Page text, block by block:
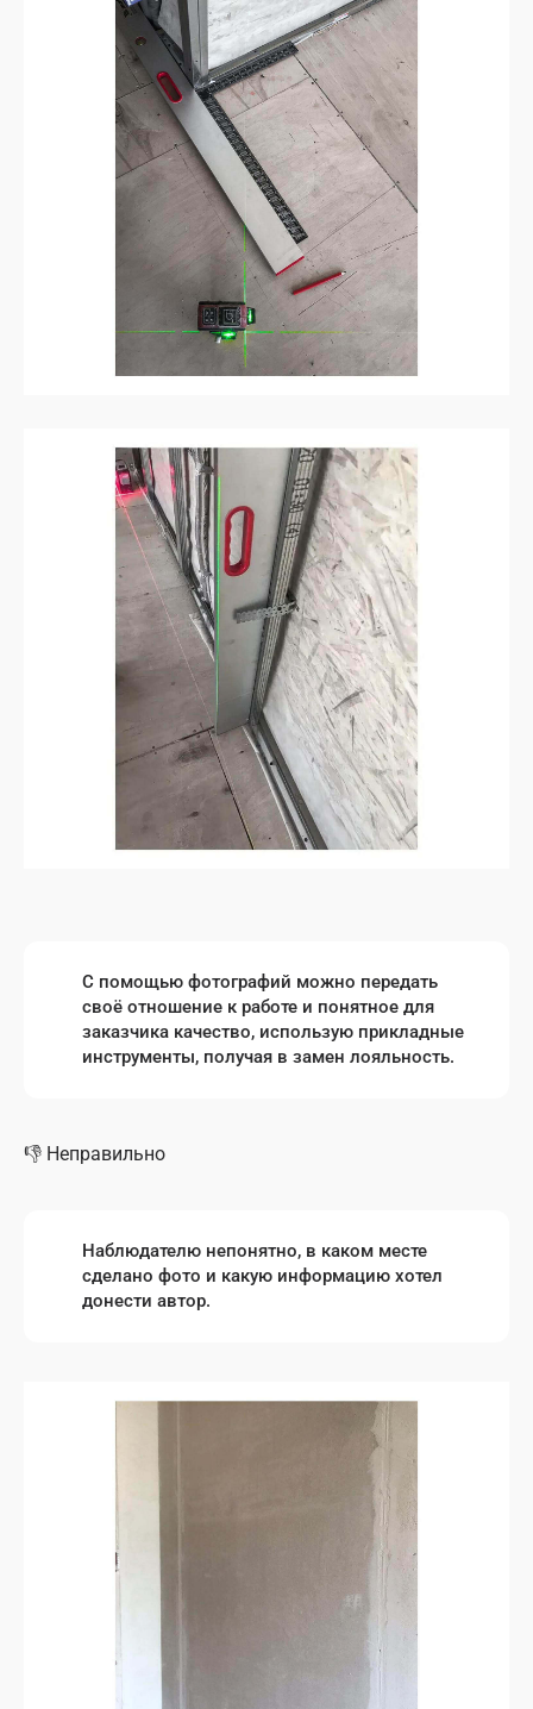
С помощью фотографий можно передать
своё отношение к работе и понятное для
заказчика качество, использую прикладные
инструменты, получая в замен лояльность.
👎 Неправильно
Наблюдателю непонятно, в каком месте
сделано фото и какую информацию хотел
донести автор.